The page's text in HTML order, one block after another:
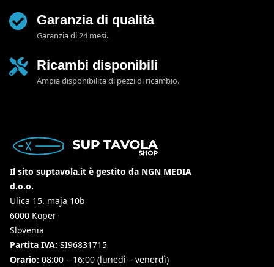
Garanzia di qualità
Garanzia di 24 mesi.
Ricambi disponibili
Ampia disponibilita di pezzi di ricambio.
Il sito suptavola.it è gestito da NGN MEDIA
d.o.o.
Ulica 15. maja 10b
6000 Koper
Slovenia
Partita IVA: SI96831715
Orario: 08:00 – 16:00 (lunedì – venerdì)